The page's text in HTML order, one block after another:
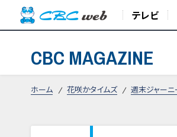
テレビ
CBC MAGAZINE
ホーム 花咲かタイムズ 週末ジャーニ